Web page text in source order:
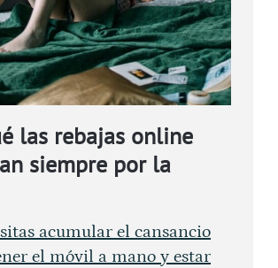
las rebajas online
siempre por la
acumular el cansancio
el móvil a mano y estar